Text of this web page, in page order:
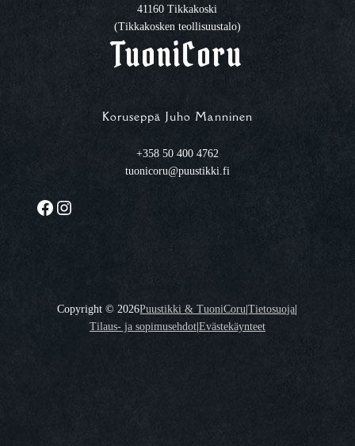
41160 Tikkakoski
(Tikkakosken teollisuustalo)
TuoniCoru
Koruseppä Juho Manninen
+358 50 400 4762
tuonicoru@puustikki.fi
Facebook Instagram
Copyright ©2026Puustikki & TuoniCoru|Tietosuoja|
Tilaus- ja sopimusehdot|Evästekäynteet